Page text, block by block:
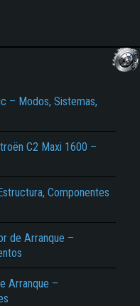
– Modos, Sistemas,
C2 Maxi 1600 –
Componentes
de Arranque –
Arranque –